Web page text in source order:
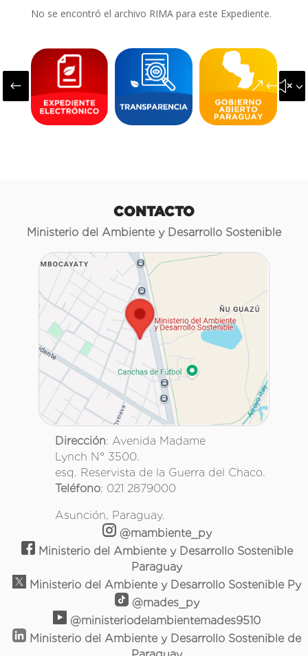
No se encontró el archivo RIMA para este Expediente.
#
CONTACTO
Ministerio del Ambiente y Desarrollo Sostenible
Dirección: Avenida Madame
Lynch N° 3500.
esq. Reservista de la Guerra del Chaco.
Teléfono: 021 2879000
Asunción, Paraguay.
@mambiente_py
Ministerio del Ambiente y Desarrollo Sostenible
Paraguay
Ministerio del Ambiente y Desarrollo Sostenible Py
@mades_py
@ministeriodelambientemades9510
Ministerio del Ambiente y Desarrollo Sostenible de